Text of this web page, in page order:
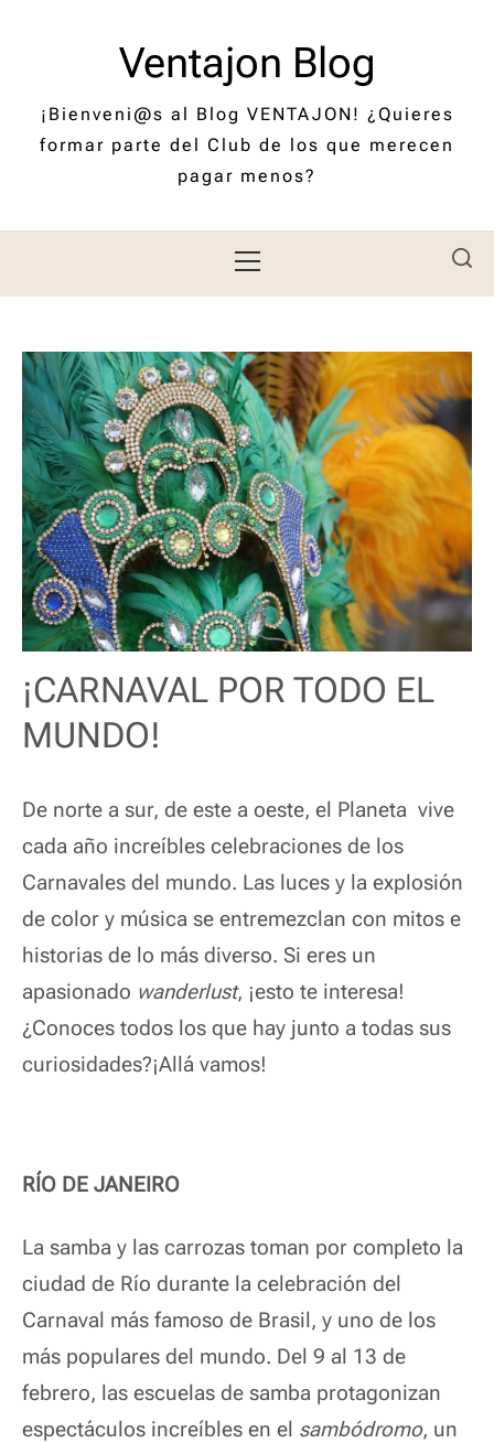
Ventajon Blog
¡Bienveni@s al Blog VENTAJON! ¿Quieres
formar parte del Club de los que merecen
pagar menos?
principal
¡CARNAVAL POR TODO EL
MUNDO!
De norte a sur, de este a oeste, el Planeta vive
cada año increíbles celebraciones de los
Carnavales del mundo. Las luces y la explosión
de color y música se entremezclan con mitos e
historias de lo más diverso. Si eres un
apasionado wanderlust, ¡esto te interesa!
¿Conoces todos los que hay junto a todas sus
curiosidades?¡Allá vamos!
RÍO DE JANEIRO
La samba y las carrozas toman por completo la
ciudad de Río durante la celebración del
Carnaval más famoso de Brasil, y uno de los
más populares del mundo. Del 9 al 13 de
febrero, las escuelas de samba protagonizan
espectáculos increíbles en el sambódromo, un